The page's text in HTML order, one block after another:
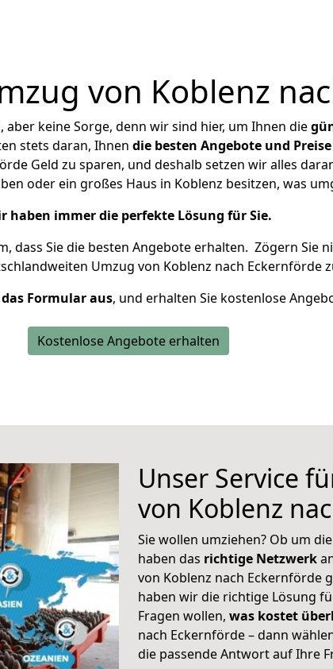
von Koblenz
keine Sorge, denn wir sind hier, um Ihnen die
stets daran, Ihnen die besten Angebote und Preise
Geld zu sparen, und deshalb setzen wir alles
oder ein großes Haus in Koblenz besitzen, was
haben immer die perfekte Lösung für Sie.
dass Sie die besten Angebote erhalten. Zögern Sie
Umzug von Koblenz nach Eckernförde
Formular aus, und erhalten Sie kostenlose
Kostenlose Angebote erhalten
Unser Service
von Koblenz
Sie wollen umziehen? Ob um
haben das richtige Netzwerk
von Koblenz nach Eckernförde
haben wir die richtige Lösung
Fragen wollen, was kostet
nach Eckernförde – dann
die passende Antwort auf Ihre